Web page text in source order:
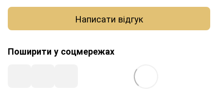
Написати відгук
Поширити у соцмережах